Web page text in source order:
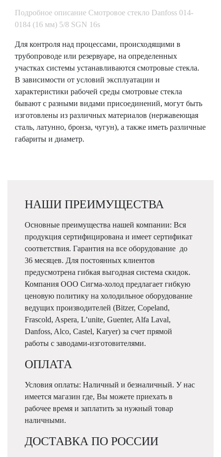
Подробное описание Смотровое стекло Danfoss 014-
0184 (16 мм) 5/8 SGN 16s
Для контроля над процессами, происходящими в
трубопроводе или резервуаре, на определенных
участках системы устанавливаются смотровые стекла.
В зависимости от условий эксплуатации и
характеристики рабочей среды смотровые стекла
бывают с разными видами присоединений, могут быть
изготовлены из различных материалов (нержавеющая
сталь, латунно, бронза, чугун), а также иметь различные
габариты и диаметр.
НАШИ ПРЕИМУЩЕСТВА
Основные преимущества нашей компании: Вся
продукция сертифицирована и имеет сертификат
соответствия. Гарантия на все оборудование до
36 месяцев. Для постоянных клиентов
предусмотрена гибкая выгодная система скидок.
Компания ООО Сигма-холод предлагает гибкую
ценовую политику на холодильное оборудование
ведущих производителей (Bitzer, Copeland,
Frascold, Aspera, L’unite, Guenter, Alfa Laval,
Danfoss, Alco, Castel, Karyer) за счет прямой
работы с заводами-изготовителями.
ОПЛАТА
Условия оплаты: Наличный и безналичный. У нас
имеется магазин где, Вы можете приехать в
рабочее время и заплатить за нужный товар
наличными.
ДОСТАВКА ПО РОССИИ